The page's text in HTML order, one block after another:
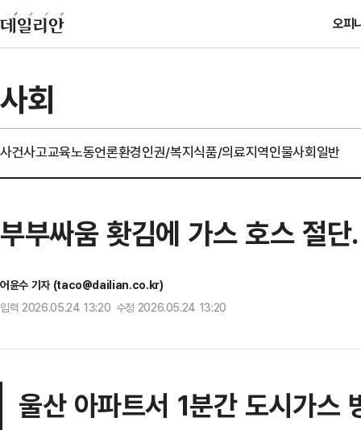
오피
사회
사건사고교육노동언론환경인권/복지식품/의료지역인물사회일반
부부싸움 홧김에 가스 호스 절
어윤수 기자 (taco@dailian.co.kr)
입력 2026.05.24 13:20 수정 2026.05.24 13:20
울산 아파트서 1분간 도시가스